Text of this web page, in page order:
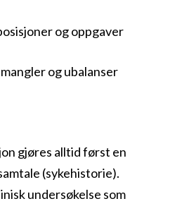
og oppgaver
og ubalanser
gjøres alltid først en
(sykehistorie).
undersøkelse som